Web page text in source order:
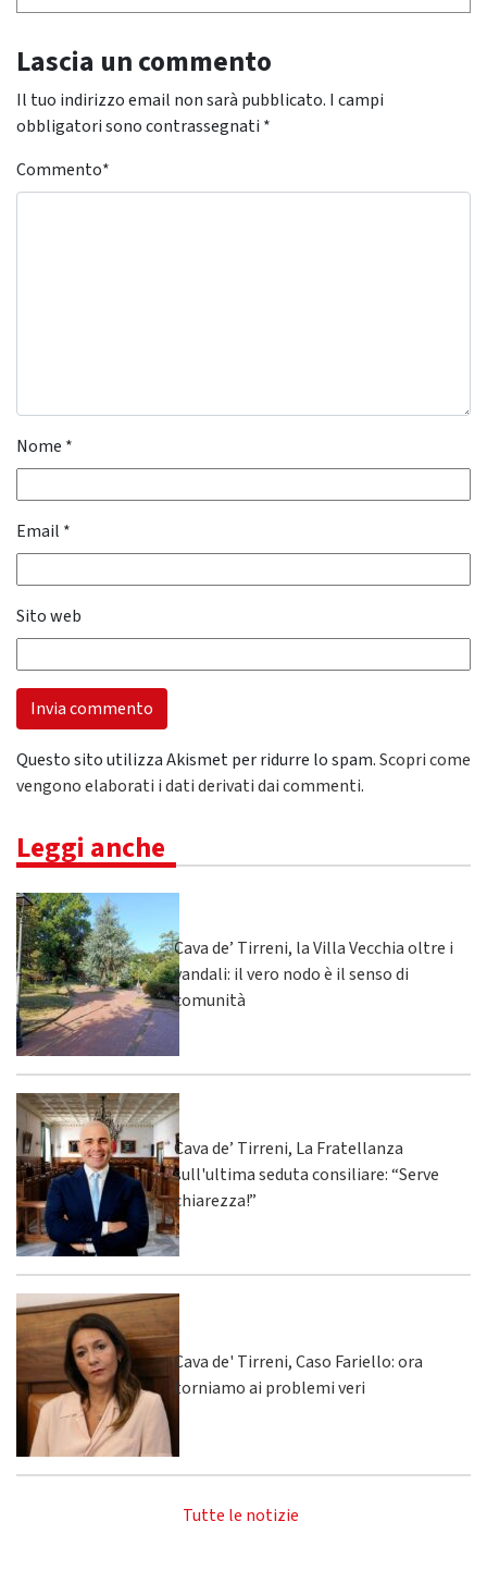
Lascia un commento
Il tuo indirizzo email non sarà pubblicato. I campi
obbligatori sono contrassegnati *
Commento*
Nome *
Email *
Sito web
Questo sito utilizza Akismet per ridurre lo spam.Scopri come
vengono elaborati i dati derivati dai commenti.
Leggi anche
Cava de’ Tirreni, la Villa Vecchia oltre i
vandali: il vero nodo è il senso di
comunità
Cava de’ Tirreni, La Fratellanza
sull'ultima seduta consiliare: “Serve
chiarezza!”
Cava de' Tirreni, Caso Fariello: ora
torniamo ai problemi veri
Tutte le notizie